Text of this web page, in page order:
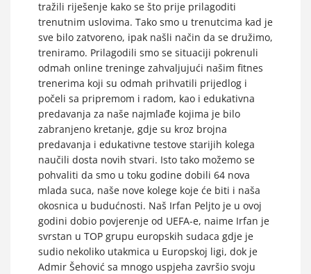
tražili riješenje kako se što prije prilagoditi
trenutnim uslovima. Tako smo u trenutcima kad je
sve bilo zatvoreno, ipak našli način da se družimo,
treniramo. Prilagodili smo se situaciji pokrenuli
odmah online treninge zahvaljujući našim fitnes
trenerima koji su odmah prihvatili prijedlog i
počeli sa pripremom i radom, kao i edukativna
predavanja za naše najmlađe kojima je bilo
zabranjeno kretanje, gdje su kroz brojna
predavanja i edukativne testove starijih kolega
naučili dosta novih stvari. Isto tako možemo se
pohvaliti da smo u toku godine dobili 64 nova
mlada suca, naše nove kolege koje će biti i naša
okosnica u budućnosti. Naš Irfan Peljto je u ovoj
godini dobio povjerenje od UEFA-e, naime Irfan je
svrstan u TOP grupu europskih sudaca gdje je
sudio nekoliko utakmica u Europskoj ligi, dok je
Admir Šehović sa mnogo uspjeha završio svoju